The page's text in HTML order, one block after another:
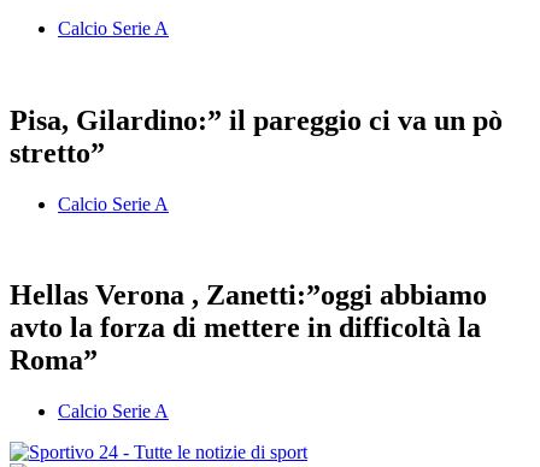
Calcio Serie A
Pisa, Gilardino:” il pareggio ci va un pò
stretto”
Calcio Serie A
Hellas Verona , Zanetti:”oggi abbiamo
avto la forza di mettere in difficoltà la
Roma”
Calcio Serie A